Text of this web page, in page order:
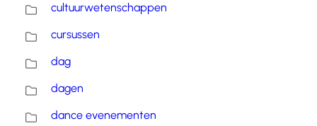
cultuurwetenschappen
cursussen
dag
dagen
dance evenementen